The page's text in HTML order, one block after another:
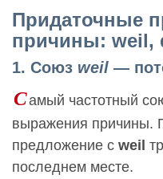
Придаточные
причины: weil,
1. Союз weil —
Самый частотный
выражения причины.
предложение с weil
последнем месте.